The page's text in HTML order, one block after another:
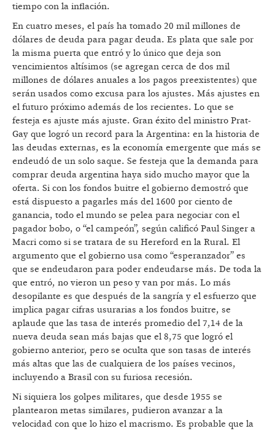
tiempo con la inflación.
En cuatro meses, el país ha tomado 20 mil millones de
dólares de deuda para pagar deuda. Es plata que sale por
la misma puerta que entró y lo único que deja son
vencimientos altísimos (se agregan cerca de dos mil
millones de dólares anuales a los pagos preexistentes) que
serán usados como excusa para los ajustes. Más ajustes en
el futuro próximo además de los recientes. Lo que se
festeja es ajuste más ajuste. Gran éxito del ministro Prat-
Gay que logró un record para la Argentina: en la historia de
las deudas externas, es la economía emergente que más se
endeudó de un solo saque. Se festeja que la demanda para
comprar deuda argentina haya sido mucho mayor que la
oferta. Si con los fondos buitre el gobierno demostró que
está dispuesto a pagarles más del 1600 por ciento de
ganancia, todo el mundo se pelea para negociar con el
pagador bobo, o “el campeón”, según calificó Paul Singer a
Macri como si se tratara de su Hereford en la Rural. El
argumento que el gobierno usa como “esperanzador” es
que se endeudaron para poder endeudarse más. De toda la
que entró, no vieron un peso y van por más. Lo más
desopilante es que después de la sangría y el esfuerzo que
implica pagar cifras usurarias a los fondos buitre, se
aplaude que las tasa de interés promedio del 7,14 de la
nueva deuda sean más bajas que el 8,75 que logró el
gobierno anterior, pero se oculta que son tasas de interés
más altas que las de cualquiera de los países vecinos,
incluyendo a Brasil con su furiosa recesión.
Ni siquiera los golpes militares, que desde 1955 se
plantearon metas similares, pudieron avanzar a la
velocidad con que lo hizo el macrismo. Es probable que la